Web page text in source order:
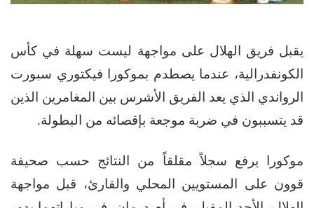
يقبل فريق الهلال على مواجهة ليست سهلة في كأس
الكونفدرالية، عندما يصطدم بموكورا فيكتوري سبورت
الرواندي الذي يعد الفريق الأشرس بين المغامرين الذين
قد يتسببون في ضربة موجعة بإقصائه من البطولة.
موكورا يرفع سجلاً مقلقاً من النتائج حسب صحيفة
قوون على المستويين المحلي والقارئ، قبل مواجهة